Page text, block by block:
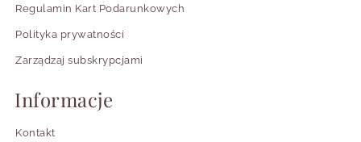
Regulamin Kart Podarunkowych
Polityka prywatności
Zarządzaj subskrypcjami
Informacje
Kontakt